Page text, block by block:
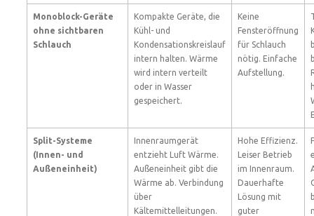
Monoblock-Geräte
ohne sichtbaren
Schlauch
Kompakte Geräte, die
Kühl- und
Kondensationskreislauf
intern halten. Wärme
wird intern verteilt
oder in Wasser
gespeichert.
Keine
Fensteröffnung
für Schlauch
nötig. Einfache
Aufstellung.
Split-Systeme
(Innen- und
Außeneinheit)
Innenraumgerät
entzieht Luft Wärme.
Außeneinheit gibt die
Wärme ab. Verbindung
über
Kältemittelleitungen.
Hohe Effizienz.
Leiser Betrieb
im Innenraum.
Dauerhafte
Lösung mit
guter